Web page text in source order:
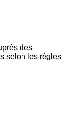
des
selon les règles